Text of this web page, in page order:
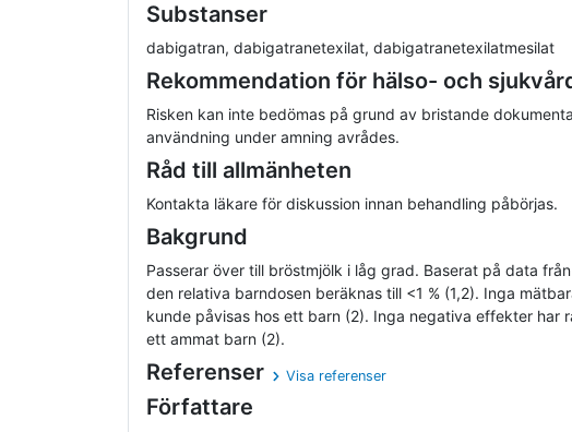
Substanser
dabigatran, dabigatranetexilat, dabigatranetexilatmesilat
Rekommendation för hälso- och
Risken kan inte bedömas på grund av bristande
användning under amning avrådes.
Råd till allmänheten
Kontakta läkare för diskussion innan behandling påbörjas.
Bakgrund
Passerar över till bröstmjölk i låg grad. Baserat på data
den relativa barndosen beräknas till <1 % (1,2). Inga
kunde påvisas hos ett barn (2). Inga negativa effekter har
ett ammat barn (2).
Referenser Visa referenser
Författare